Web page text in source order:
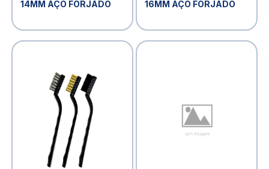
14MM AÇO FORJADO
16MM AÇO FORJADO